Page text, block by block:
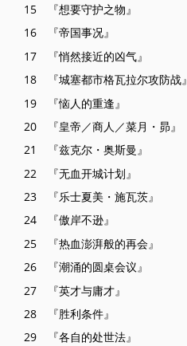
15 『想要守护之物』
16 『帝国事况』
17 『悄然接近的凶气』
18 『城塞都市格瓦拉尔攻防战』
19 『恼人的重逢』
20 『皇帝／商人／菜月・昴』
21 『兹克尔・奥斯曼』
22 『无血开城计划』
23 『乐士夏美・施瓦茨』
24 『傲岸不逊』
25 『热血澎湃般的再会』
26 『潮涌的圆桌会议』
27 『英才与庸才』
28 『胜利条件』
29 『各自的处世法』